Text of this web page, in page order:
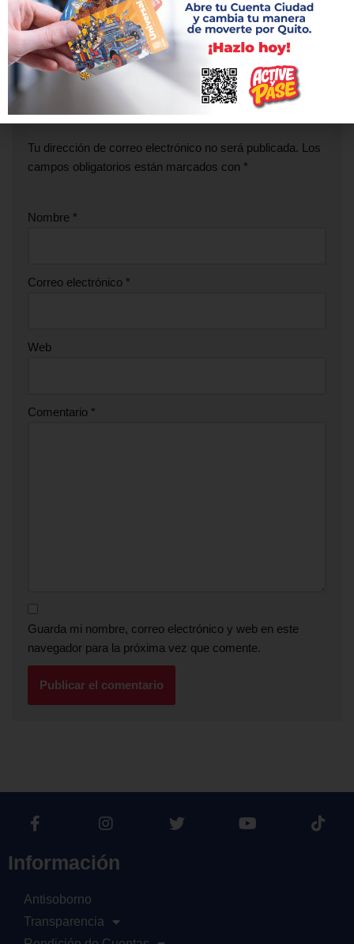
Se habilita por completo la Av.
Eloy Alfaro
“Luz de América” llega a la
Estación La Alameda
Deja una respuesta
Tu dirección de correo electrónico no será publicada. Los
campos obligatorios están marcados con *
Nombre *
Correo electrónico *
Web
Comentario *
Guarda mi nombre, correo electrónico y web en este
navegador para la próxima vez que comente.
Información
Antisoborno
Transparencia